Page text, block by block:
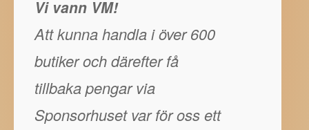
Vi vann VM!
Att kunna handla i över 600
butiker och därefter få
tillbaka pengar via
Sponsorhuset var för oss ett